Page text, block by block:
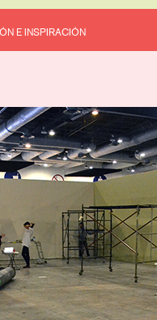
E INSPIRACIÓN